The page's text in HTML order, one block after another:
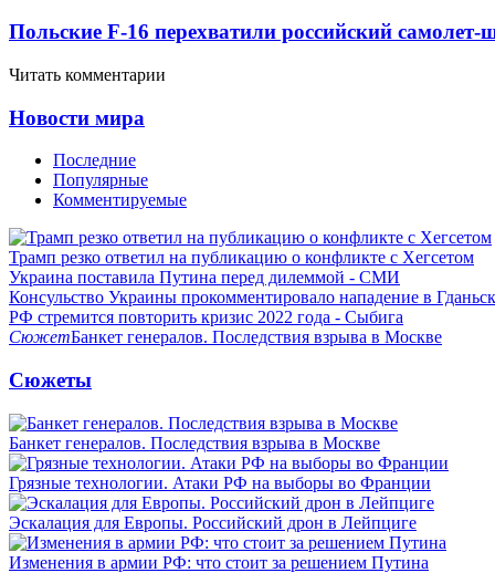
Польские F-16 перехватили российский
Читать комментарии
Новости мира
Последние
Популярные
Комментируемые
Трамп резко ответил на публикацию о конфликте с Хегсетом
Украина поставила Путина перед дилеммой - СМИ
Консульство Украины прокомментировало нападение в
РФ стремится повторить кризис 2022 года - Сыбига
СюжетБанкет генералов. Последствия взрыва в Москве
Сюжеты
Банкет генералов. Последствия взрыва в Москве
Грязные технологии. Атаки РФ на выборы во Франции
Эскалация для Европы. Российский дрон в Лейпциге
Изменения в армии РФ: что стоит за решением Путина